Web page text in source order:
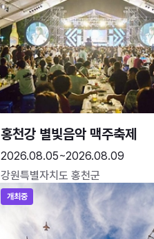
홍천강 별빛음악 맥주축제
2026.08.05~2026.08.09
강원특별자치도 홍천군
개최중